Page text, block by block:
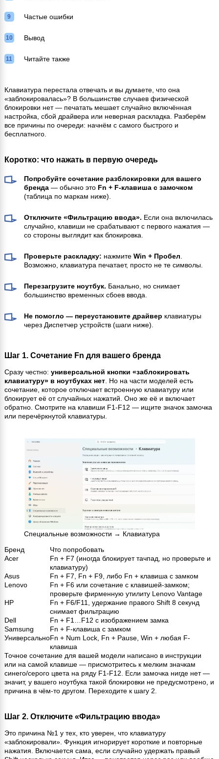
Частые ошибки
Вывод
Читайте также
Клавиатура перестала отвечать и вы думаете, что она
«заблокировалась»? В большинстве случаев физической
блокировки нет — печатать мешает случайно включённая
настройка, сбой драйвера или неверная раскладка. Разберём
все причины по очереди: начнём с самого быстрого и
бесплатного.
Коротко: что нажать в первую очередь
Попробуйте сочетание разблокировки для вашего
бренда— обычно это Fn + F-клавиша с замочком
(таблица по маркам ниже).
Отключите «Фильтрацию ввода». Если она включилась
случайно, клавиши не срабатывают с первого нажатия —
со стороны выглядит как блокировка.
Проверьте раскладку: нажмите Win + Пробел
Возможно, клавиатура печатает, просто не те символы.
Перезагрузите ноутбук. Банально, но снимает
большинство временных сбоев ввода.
Не помогло — переустановите драйвер клавиатуры
через Диспетчер устройств (шаги ниже).
Шаг 1. Сочетание Fn для вашего бренда
Сразу честно: универсальной кнопки «заблокировать
клавиатуру» в ноутбуках нет. Но на части моделей есть
сочетание, которое отключает встроенную клавиатуру или
блокирует её от случайных нажатий. Оно же её и включает
обратно. Смотрите на клавиши F1-F12 — ищите значок замочка
или перечёркнутой клавиатуры.
Специальные возможности → Клавиатура
Бренд
Что попробовать
Acer
Fn + F7 (иногда блокирует тачпад, но проверьте и
клавиатуру)
Asus
Fn + F7, Fn + F9, либо Fn + клавиша с замком
Lenovo
Fn + F6 или сочетание с клавишей-замком;
проверьте фирменную утилиту Lenovo Vantage
HP
Fn + F6/F11, удержание правого Shift 8 секунд
снимает фильтрацию
Dell
Fn + F1…F12 с изображением замка
Samsung
Fn + F-клавиша с замком
УниверсальноFn + Num Lock, Fn + Pause, Win + любая F-
клавиша
Точное сочетание для вашей модели написано в инструкции
или на самой клавише — присмотритесь к мелким значкам
синего/серого цвета на ряду F1-F12. Если замочка нигде нет —
значит, у вашего ноутбука такой блокировки не предусмотрено, и
причина в чём-то другом. Переходите к шагу 2.
Шаг 2. Отключите «Фильтрацию ввода»
Это причина №1 у тех, кто уверен, что клавиатуру
«заблокировали». Функция игнорирует короткие и повторные
нажатия. Включается сама, если случайно удержать правый